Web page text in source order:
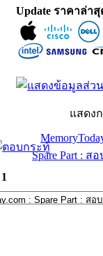
Update ราคาล่า
แสดง
Spare Part : ส
1